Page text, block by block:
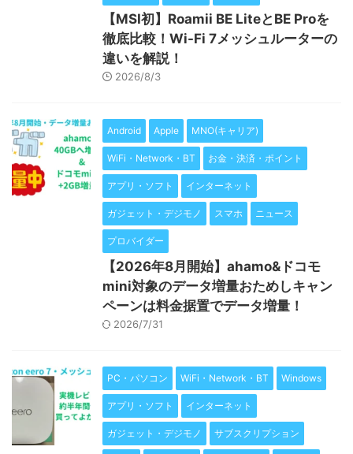
【MSI初】Roamii BE LiteとBE Proを
徹底比較！Wi-Fi 7メッシュルーターの
違いを解説！
2026/8/3
Android Apple MNO(キャリア)
WiFi・Network・BT お金・決済・ポイント
アプリ・ソフト インターネット
ガジェット・デジモノ スマホ ニュース
プロバイダー
【2026年8月開始】ahamo&ドコモ
mini対象のデータ増量おためしキャン
ペーンは料金据置でデータ増量！
2026/7/31
PC・パソコン WiFi・Network・BT Windows
アプリ・ソフト インターネット
ガジェット・デジモノ サブスクリプション